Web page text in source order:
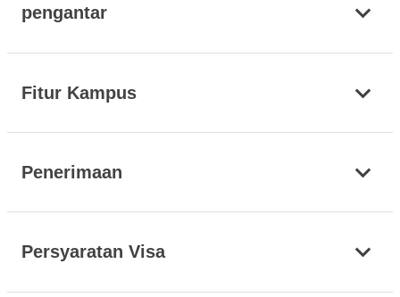
pengantar
Fitur Kampus
Penerimaan
Persyaratan Visa